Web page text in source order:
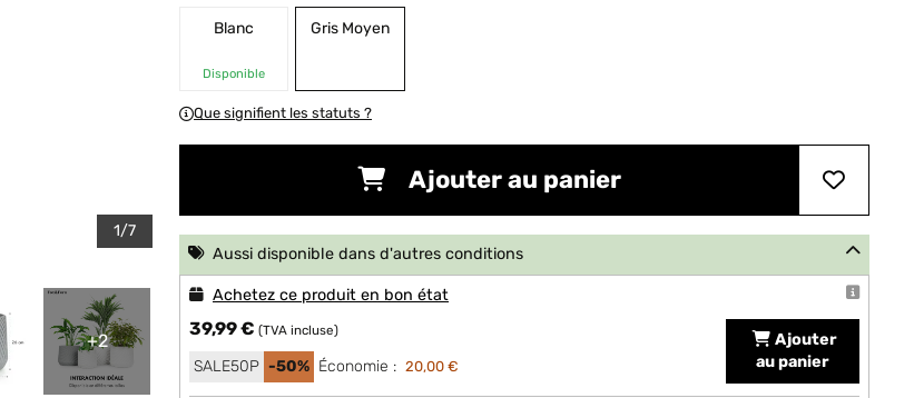
1/7
+2
Blanc
Disponible
Gris Moyen
Que signifient les statuts ?
Ajouter au panier
Aussi disponible dans d'autres conditions
Achetez ce produit en bon état
39,99 € (TVA incluse)
SALE50P -50% Économie : 20,00 €
Ajouter
au panier